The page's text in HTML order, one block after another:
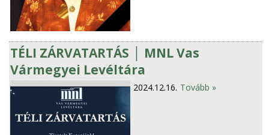
TÉLI ZÁRVATARTÁS │ MNL Vas
Vármegyei Levéltára
2024.12.16. Tovább »